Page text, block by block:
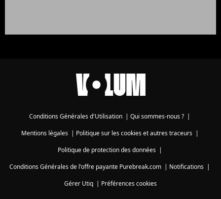
Conditions Générales d'Utilisation | Qui sommes-nous ? |
Mentions légales| Politique sur les cookies et autres traceurs|
Politique de protection des données|
Conditions Générales de l'offre payante Purebreak.com | Notifications |
Gérer Utiq | Préférences cookies